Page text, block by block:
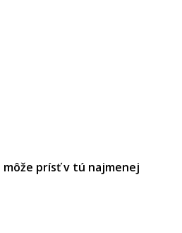
môže prísť v tú najmenej